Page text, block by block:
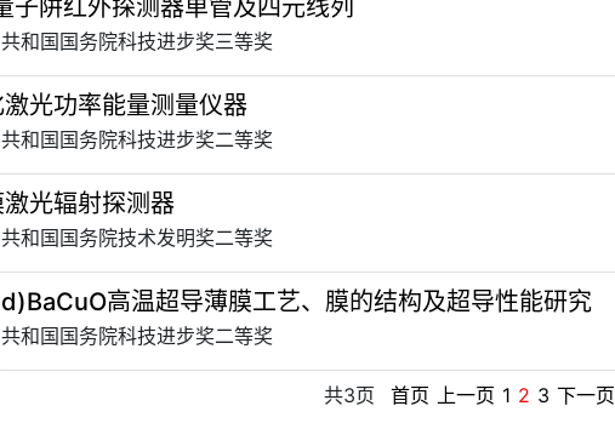
子阱红外探测器单管及四元线列
和国国务院科技进步奖三等奖
光功率能量测量仪器
和国国务院科技进步奖二等奖
光辐射探测器
和国国务院技术发明奖二等奖
高温超导薄膜工艺、膜的结构及超导性能研究
和国国务院科技进步奖二等奖
共3页 首页 上一页 1 2 3 下一页